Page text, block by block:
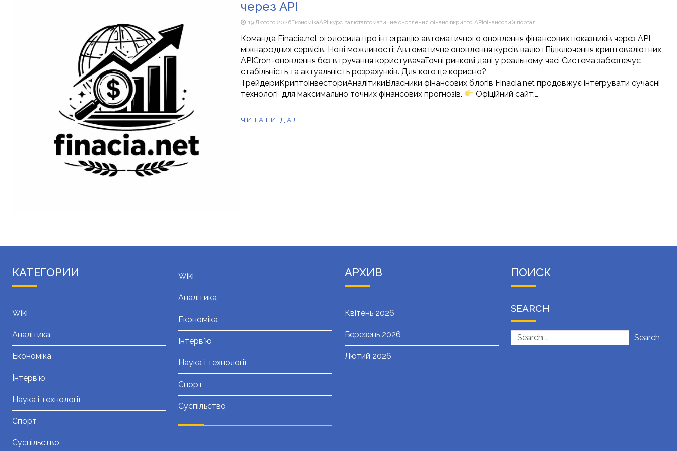
через API
19 Лютого 2026ЕкономікаAPI курс валютавтоматичне оновлення фінансівкрипто APIфінансовий портал
Команда Finacia.net оголосила про інтеграцію автоматичного оновлення фінансових показників через API
міжнародних сервісів. Нові можливості: Автоматичне оновлення курсів валютПідключення криптовалютних
APICron-оновлення без втручання користувачаТочні ринкові дані у реальному часі Система забезпечує
стабільність та актуальність розрахунків. Для кого це корисно?
ТрейдериКриптоінвесториАналітикиВласники фінансових блогів Finacia.net продовжує інтегрувати сучасні
технології для максимально точних фінансових прогнозів.
Офіційний сайт:…
ЧИТАТИ ДАЛІ
КАТЕГОРИИ
Wiki
Аналітика
Економіка
Інтерв'ю
Наука і технології
Спорт
Суспільство
Wiki
Аналітика
Економіка
Інтерв'ю
Наука і технології
Спорт
Суспільство
АРХИВ
Квітень 2026
Березень 2026
Лютий 2026
ПОИСК
SEARCH
Search